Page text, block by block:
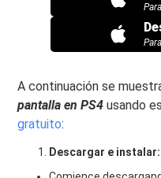
A continuación se
pantalla en PS4 usando
gratuito:
Descargar e instalar: